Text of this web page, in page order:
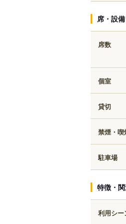
席・設備
席数
個室
貸切
禁煙・喫
駐車場
特徴・
利用シー